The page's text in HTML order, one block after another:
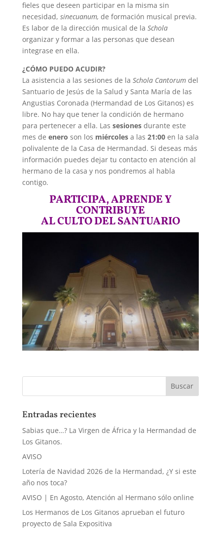
fieles que deseen participar en la misma sin
necesidad, sinecuanum, de formación musical previa.
Es labor de la dirección musical de la Schola
organizar y formar a las personas que desean
integrase en ella.
¿CÓMO PUEDO ACUDIR?
La asistencia a las sesiones de la Schola Cantorumdel
Santuario de Jesús de la Salud y Santa María de las
Angustias Coronada (Hermandad de Los Gitanos) es
libre. No hay que tener la condición de hermano
para pertenecer a ella. Las sesionesdurante este
mes de enero son los miércoles a las 21:00en la sala
polivalente de la Casa de Hermandad. Si deseas más
información puedes dejar tu contacto en atención al
hermano de la casa y nos pondremos al habla
contigo.
PARTICIPA, APRENDE Y
CONTRIBUYE
AL CULTO DEL SANTUARIO
Entradas recientes
Sabias que…? La Virgen de África y la Hermandad de
Los Gitanos.
AVISO
Lotería de Navidad 2026 de la Hermandad, ¿Y si este
año nos toca?
AVISO | En Agosto, Atención al Hermano sólo online
Los Hermanos de Los Gitanos aprueban el futuro
proyecto de Sala Expositiva